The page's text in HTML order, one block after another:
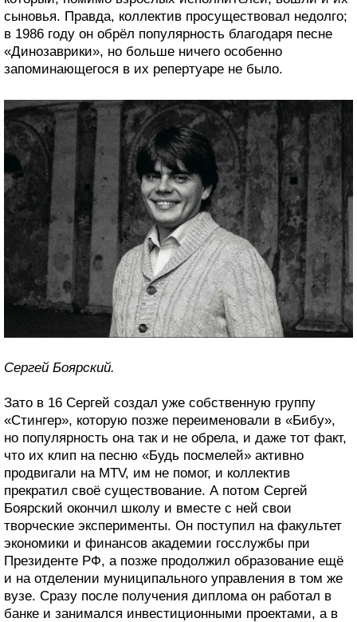
сыновья. Правда, коллектив просуществовал недолго;
в 1986 году он обрёл популярность благодаря песне
«Динозаврики», но больше ничего особенно
запоминающегося в их репертуаре не было.
Сергей Боярский.
Зато в 16 Сергей создал уже собственную группу
«Стингер», которую позже переименовали в «Бибу»,
но популярность она так и не обрела, и даже тот факт,
что их клип на песню «Будь посмелей» активно
продвигали на MTV, им не помог, и коллектив
прекратил своё существование. А потом Сергей
Боярский окончил школу и вместе с ней свои
творческие эксперименты. Он поступил на факультет
экономики и финансов академии госслужбы при
Президенте РФ, а позже продолжил образование ещё
и на отделении муниципального управления в том же
вузе. Сразу после получения диплома он работал в
банке и занимался инвестиционными проектами, а в